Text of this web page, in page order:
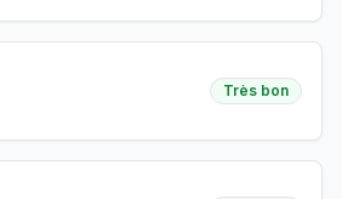
Très bon